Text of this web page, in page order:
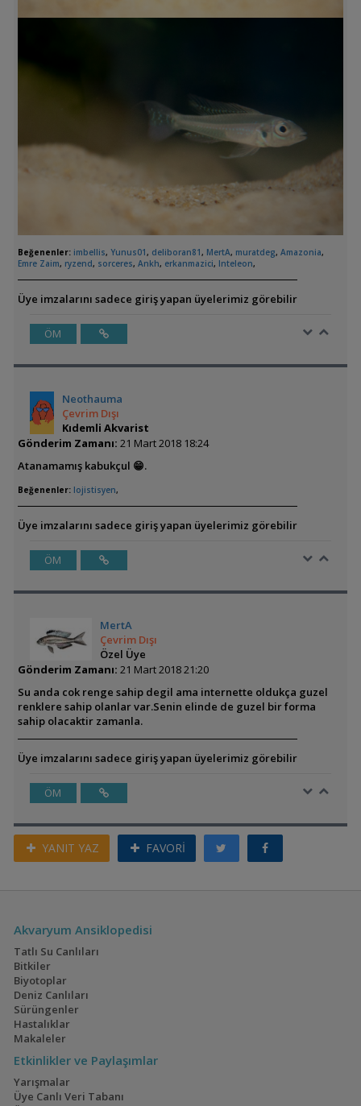
Beğenenler: imbellis, Yunus01, deliboran81, MertA, muratdeg, Amazonia,
Emre Zaim, ryzend, sorceres, Ankh, erkanmazici, Inteleon,
Üye imzalarını sadece giriş yapan üyelerimiz görebilir
ÖM
Neothauma
Çevrim Dışı
Kıdemli Akvarist
Gönderim Zamanı: 21 Mart 2018 18:24
Atanamamış kabukçul 😁.
Beğenenler: lojistisyen,
Üye imzalarını sadece giriş yapan üyelerimiz görebilir
ÖM
MertA
Çevrim Dışı
Özel Üye
Gönderim Zamanı: 21 Mart 2018 21:20
Su anda cok renge sahip degil ama internette oldukça guzel
renklere sahip olanlar var.Senin elinde de guzel bir forma
sahip olacaktir zamanla.
Üye imzalarını sadece giriş yapan üyelerimiz görebilir
ÖM
YANIT YAZ FAVORİ
Akvaryum Ansiklopedisi
Tatlı Su Canlıları
Bitkiler
Biyotoplar
Deniz Canlıları
Sürüngenler
Hastalıklar
Makaleler
Etkinlikler ve Paylaşımlar
Yarışmalar
Üye Canlı Veri Tabanı